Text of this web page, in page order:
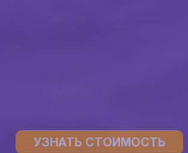
УЗНАТЬ СТОИМОСТЬ